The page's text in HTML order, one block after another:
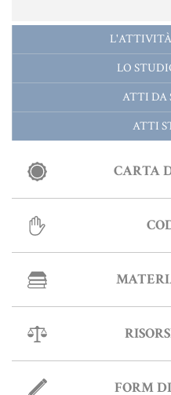
LO
ATTI DA
ATTI
CARTA
FORM